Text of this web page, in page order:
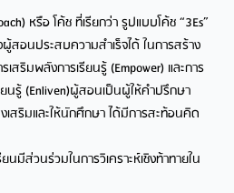
หรือ โค้ช ที่เรียกว่า รูปแบบโค้ช “3Es”
ผู้สอนประสบความสำเร็จได้ ในการสร้าง
ริมพลังการเรียนรู้ (Empower) และการ
นรู้ (Enliven)ผู้สอนเป็นผู้ให้คำปรึกษา
เสริมและให้นักศึกษา ได้มีการสะท้อนคิด
มีส่วนร่วมในการวิเคราะห์เชิงท้าทายใน